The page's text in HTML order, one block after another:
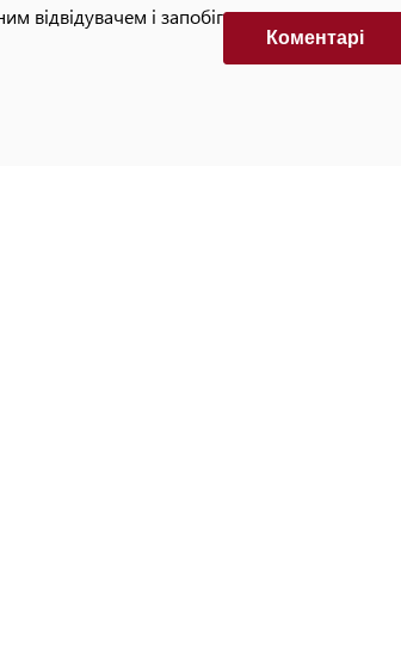
відвідувачем і запобігти автоматизованим
Коментарi